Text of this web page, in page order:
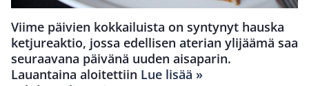
Viime päivien kokkailuista on syntynyt hauska
ketjureaktio, jossa edellisen aterian ylijäämä saa
seuraavana päivänä uuden aisaparin.
Lauantaina aloitettiin Lue lisää »